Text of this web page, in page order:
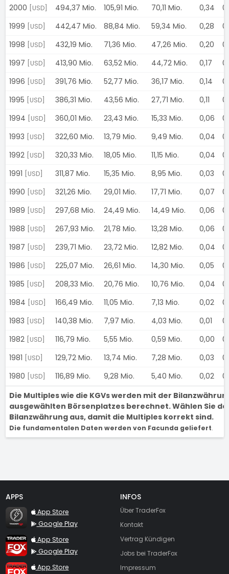
2000 [USD] 494,37 Mio. 105,91 Mio. 70,11 Mio. 0,34
1999
[USD] 442,47 Mio. 88,84 Mio. 59,34 Mio. 0,28
1998
[USD] 432,19 Mio. 71,36 Mio. 47,26 Mio. 0,20
1997
[USD] 413,90 Mio. 63,52 Mio. 44,72 Mio. 0,17
1996
[USD] 391,76 Mio. 52,77 Mio. 36,17 Mio. 0,14
1995
[USD] 386,31 Mio. 43,56 Mio. 27,71 Mio. 0,11
1994
[USD] 360,01 Mio. 23,43 Mio. 15,33 Mio. 0,06
1993
[USD] 322,60 Mio. 13,79 Mio. 9,49 Mio. 0,04
1992
[USD] 320,33 Mio. 18,05 Mio. 11,15 Mio. 0,04
1991
[USD] 311,87 Mio. 15,35 Mio. 8,95 Mio. 0,03
1990
[USD] 321,26 Mio. 29,01 Mio. 17,71 Mio. 0,07
1989
[USD] 297,68 Mio. 24,49 Mio. 14,49 Mio. 0,06
1988
[USD] 267,93 Mio. 21,78 Mio. 13,28 Mio. 0,06
1987
[USD] 239,71 Mio. 23,72 Mio. 12,82 Mio. 0,04
1986
[USD] 225,07 Mio. 26,61 Mio. 14,30 Mio. 0,05
1985
[USD] 208,33 Mio. 20,76 Mio. 10,76 Mio. 0,04
1984
[USD] 166,49 Mio. 11,05 Mio. 7,13 Mio. 0,02
1983
[USD] 140,38 Mio. 7,97 Mio. 4,03 Mio. 0,01
1982
[USD] 116,79 Mio. 5,55 Mio. 0,59 Mio. 0,00
1981
[USD] 129,72 Mio. 13,74 Mio. 7,28 Mio. 0,03
1980
[USD] 116,89 Mio. 9,28 Mio. 5,40 Mio. 0,02
Die Multiples wie die KGVs werden mit der
ausgewählten Börsenplatzes berechnet. Wählen Sie
Bilanzwährung aus, damit die Multiples korrekt sind.
Die fundamentalen Daten werden von Facunda geliefert.
APPS
TraderFox Flash
App Store
Google Play
TraderFox App
App Store
Google Play
TraderFox Pro
App Store
INFOS
Über TraderFox
Kontakt
Vertrag Kündigen
Jobs bei TraderFox
Impressum